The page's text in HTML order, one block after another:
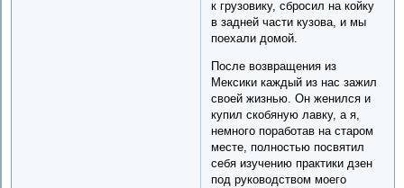
к грузовику, сбросил на койку
в задней части кузова, и мы
поехали домой.
После возвращения из
Мексики каждый из нас зажил
своей жизнью. Он женился и
купил скобяную лавку, а я,
немного поработав на старом
месте, полностью посвятил
себя изучению практики дзен
под руководством моего